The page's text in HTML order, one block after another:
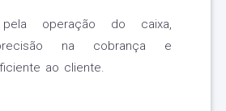
pela operação do caixa,
na cobrança e
ao cliente.